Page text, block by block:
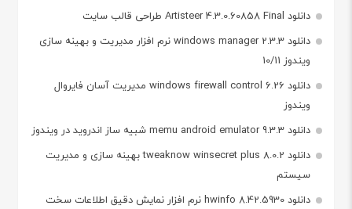
دانلود Artisteer 4.3.0.60858 Final طراحی قالب سایت
دانلود windows manager 2.3.3 نرم افزار مدیریت و بهینه سازی
ویندوز 10/11
دانلود windows firewall control 6.26 مدیریت آسان فایروال
ویندوز
دانلود memu android emulator 9.3.3 شبیه ساز اندروید در ویندوز
دانلود tweaknow winsecret plus 8.0.2 بهینه سازی و مدیریت
سیستم
دانلود hwinfo 8.42.5930 نرم افزار نمایش دقیق اطلاعات سخت